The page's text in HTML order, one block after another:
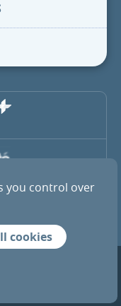
coopératif SantéCité
de Toulouse
you control over
cookies